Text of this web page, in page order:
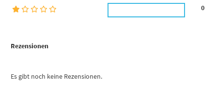
Rezensionen
Es gibt noch keine Rezensionen.
0